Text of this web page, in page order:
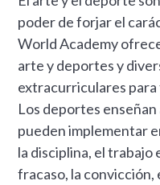
poder de forjar el
World Academy
arte y deportes y
extracurriculares
Los deportes enseñan
pueden implementar
la disciplina, el trabajo
fracaso, la convicción,